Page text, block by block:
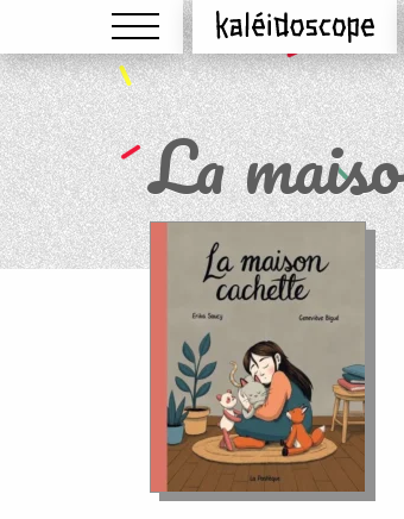
Menu
La